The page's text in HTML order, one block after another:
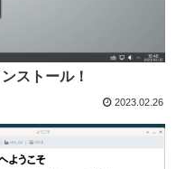
ストール！
2023.02.26